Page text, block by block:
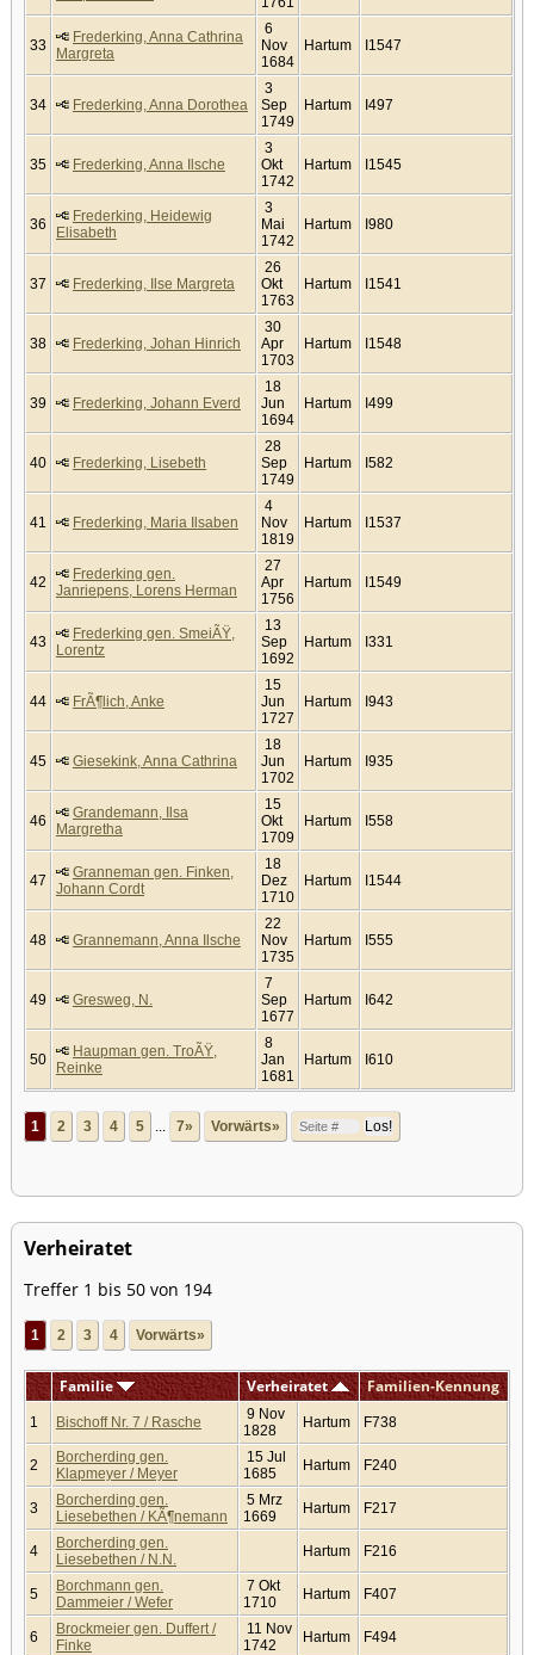
33
Frederking, Anna Cathrina
Margreta
6
Nov
1684
Hartum I1547
34 Frederking, Anna Dorothea
3
Sep
1749
Hartum I497
35 Frederking, Anna Ilsche
3
Okt
1742
Hartum I1545
36
Frederking, Heidewig
Elisabeth
3
Mai
1742
Hartum I980
37 Frederking, Ilse Margreta
26
Okt
1763
Hartum I1541
38 Frederking, Johan Hinrich
30
Apr
1703
Hartum I1548
39 Frederking, Johann Everd
18
Jun
1694
Hartum I499
40 Frederking, Lisebeth
28
Sep
1749
Hartum I582
41 Frederking, Maria Ilsaben
4
Nov
1819
Hartum I1537
42
Frederking gen.
Janriepens, Lorens Herman
27
Apr
1756
Hartum I1549
43
Frederking gen. SmeiÃŸ,
Lorentz
13
Sep
1692
Hartum I331
44 FrÃ¶lich, Anke
15
Jun
1727
Hartum I943
45 Giesekink, Anna Cathrina
18
Jun
1702
Hartum I935
46
Grandemann, Ilsa
Margretha
15
Okt
1709
Hartum I558
47
Granneman gen. Finken,
Johann Cordt
18
Dez
1710
Hartum I1544
48 Grannemann, Anna Ilsche
22
Nov
1735
Hartum I555
49 Gresweg, N.
7
Sep
1677
Hartum I642
50
Haupman gen. TroÃŸ,
Reinke
8
Jan
1681
Hartum I610
1 2 3 4 5 ... 7» Vorwärts»
Verheiratet
Treffer 1 bis 50 von 194
1 2 3 4 Vorwärts»
Familie Verheiratet Familien-Kennung
1 Bischoff Nr. 7 / Rasche
9 Nov
1828
Hartum F738
2
Borcherding gen.
Klapmeyer / Meyer
15 Jul
1685
Hartum F240
3
Borcherding gen.
Liesebethen / KÃ¶nemann
5 Mrz
1669
Hartum F217
4
Borcherding gen.
Liesebethen / N.N.
Hartum F216
5
Borchmann gen.
Dammeier / Wefer
7 Okt
1710
Hartum F407
6
Brockmeier gen. Duffert /
Finke
11 Nov
1742
Hartum F494